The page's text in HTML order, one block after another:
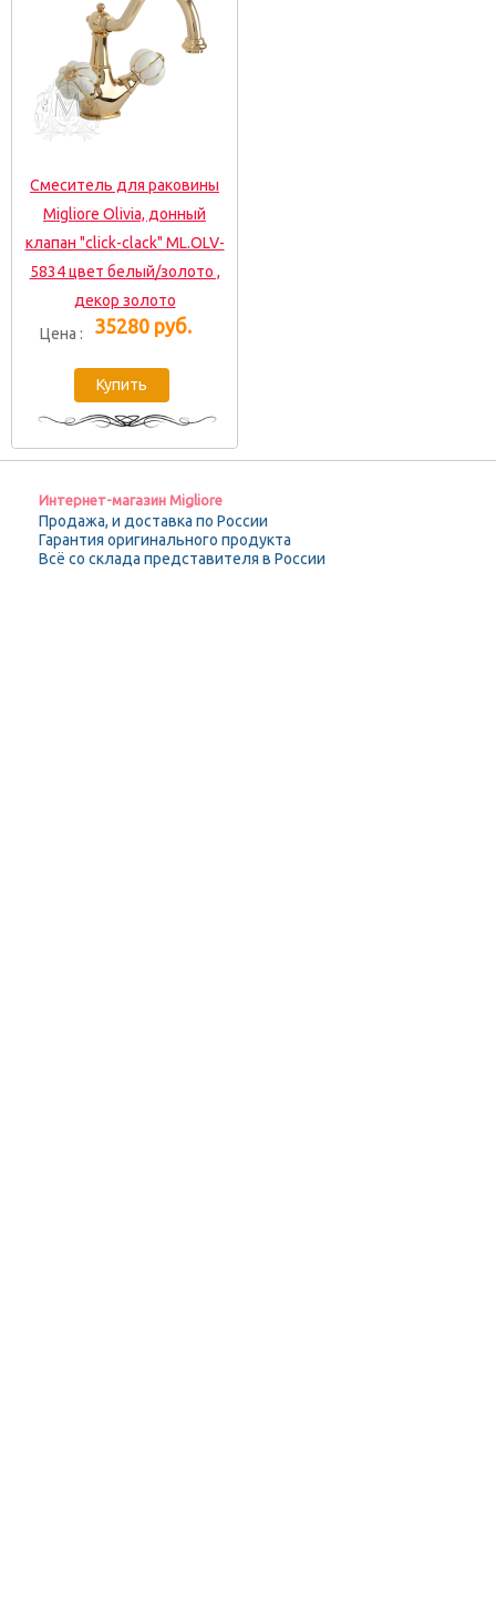
Смеситель для раковины
Migliore Olivia, донный
клапан "click-clack" ML.OLV-
5834 цвет белый/золото ,
декор золото
Цена :
35280 руб.
Интернет-магазин Migliore
Продажа, и доставка по России
Гарантия оригинального продукта
Всё со склада представителя в России